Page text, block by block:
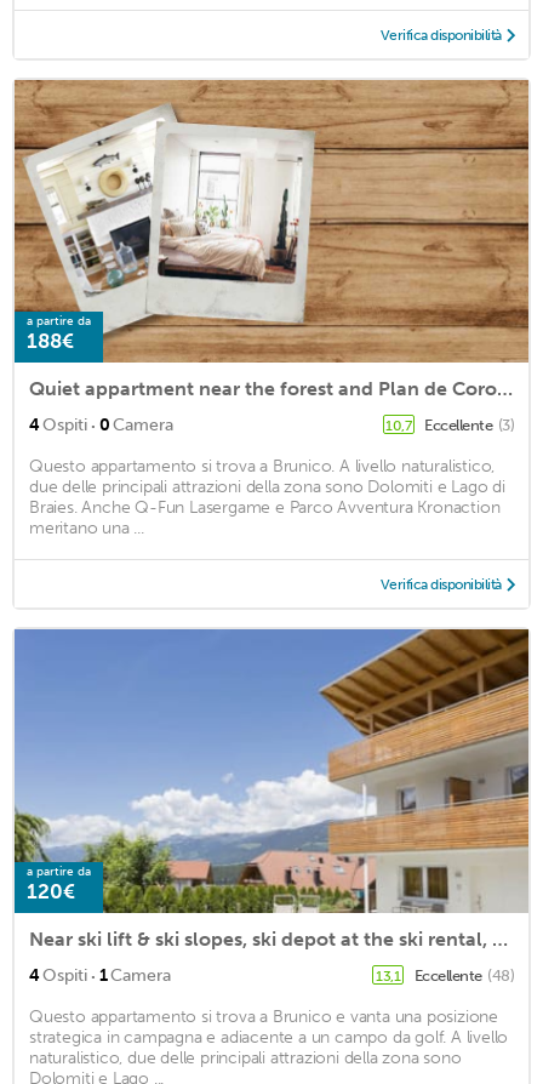
Verifica disponibilità
a partire da
188€
Quiet appartment near the forest and Plan de Corones
4Ospiti · 0Camera 10,7 Eccellente (3)
Questo appartamento si trova a Brunico. A livello naturalistico,
due delle principali attrazioni della zona sono Dolomiti e Lago di
Braies. Anche Q-Fun Lasergame e Parco Avventura Kronaction
meritano una ...
Verifica disponibilità
a partire da
120€
Near ski lift & ski slopes, ski depot at the ski rental, garage, Cron4 sauna & pools,
4Ospiti · 1Camera 13,1 Eccellente (48)
Questo appartamento si trova a Brunico e vanta una posizione
strategica in campagna e adiacente a un campo da golf. A livello
naturalistico, due delle principali attrazioni della zona sono
Dolomiti e Lago ...